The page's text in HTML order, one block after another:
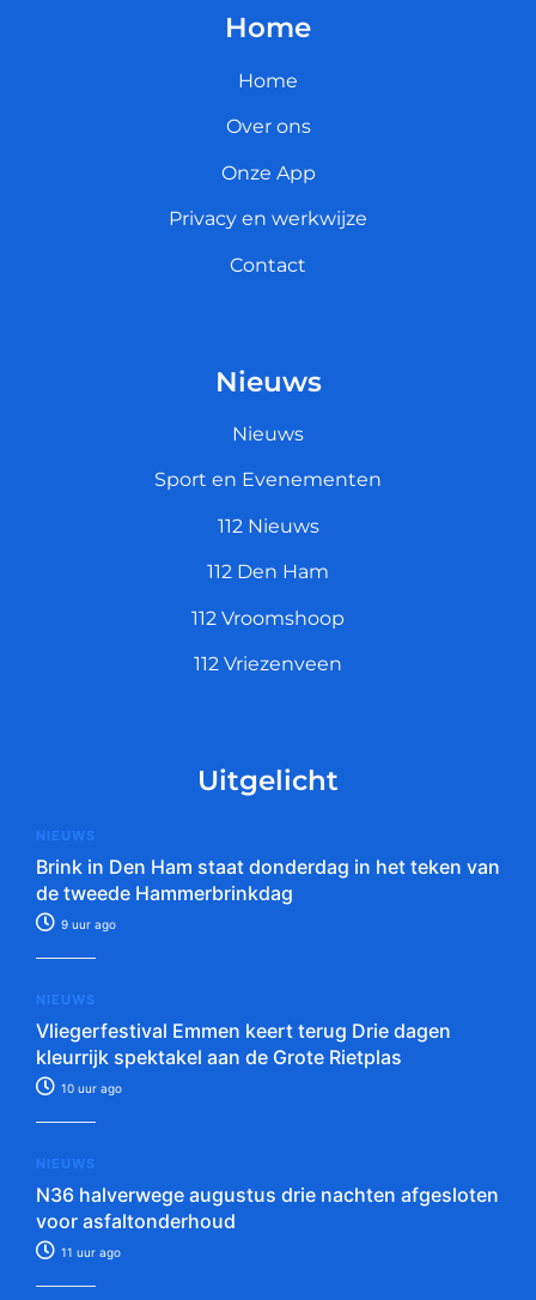
Home
Home
Over ons
Onze App
Privacy en werkwijze
Contact
Nieuws
Nieuws
Sport en Evenementen
112 Nieuws
112 Den Ham
112 Vroomshoop
112 Vriezenveen
Uitgelicht
NIEUWS
Brink in Den Ham staat donderdag in het teken van
de tweede Hammerbrinkdag
9 uur ago
NIEUWS
Vliegerfestival Emmen keert terug Drie dagen
kleurrijk spektakel aan de Grote Rietplas
10 uur ago
NIEUWS
N36 halverwege augustus drie nachten afgesloten
voor asfaltonderhoud
11 uur ago